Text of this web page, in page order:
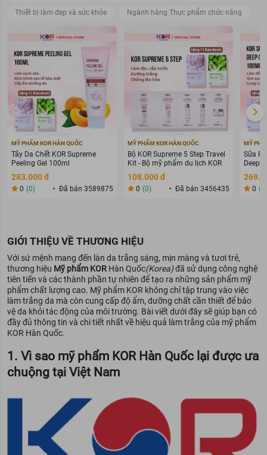
Thiết bị làm đẹp và sức khỏe Ngành hàng Thực phẩm chức năng
MỸ PHẨM KOR HÀN QUỐC
Tẩy Da Chết KOR Supreme
Peeling Gel 100ml
283.000 đ
0 (0) Đã bán 3589875
MỸ PHẨM KOR HÀN QUỐC
Bộ KOR Supreme 5 Step Travel
Kit - Bộ mỹ phẩm du lịch KOR
108.000 đ
0 (0) Đã bán 3456435
MỸ
Sữa
Deep
0 (0)
GIỚI THIỆU VỀ THƯƠNG HIỆU
Với sứ mệnh mang đến làn da trắng sáng, mịn màng và tươi trẻ,
thương hiệu Mỹ phẩm KOR Hàn Quốc(Korea)đã sử dụng công nghệ
tiên tiến và các thành phần tự nhiên để tạo ra những sản phẩm mỹ
phẩm chất lượng cao. Mỹ phẩm KOR không chỉ tập trung vào việc
làm trắng da mà còn cung cấp độ ẩm, dưỡng chất cần thiết để bảo
vệ da khỏi tác động của môi trường. Bài viết dưới đây sẽ giúp bạn có
đầy đủ thông tin và chi tiết nhất về hiệu quả làm trắng của mỹ phẩm
KOR Hàn Quốc.
1. Vì sao mỹ phẩm KOR Hàn Quốc lại được ưa
chuộng tại Việt Nam